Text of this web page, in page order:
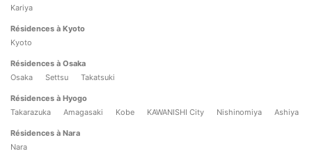
Kariya
Résidences à Kyoto
Kyoto
Résidences à Osaka
Osaka
Settsu Takatsuki
Résidences à Hyogo
Takarazuka
Amagasaki Kobe KAWANISHI City Nishinomiya Ashiya
Résidences à Nara
Nara